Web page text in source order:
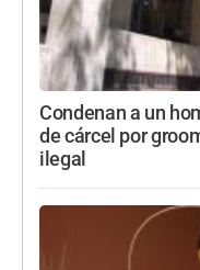
Condenan a un
de cárcel por
ilegal